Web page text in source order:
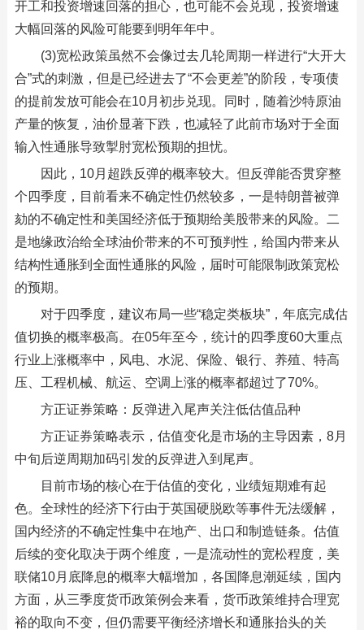
开工和投资增速回落的担心，也可能不会兑现，投资增速
大幅回落的风险可能要到明年年中。
(3)宽松政策虽然不会像过去几轮周期一样进行“大开大
合”式的刺激，但是已经进去了“不会更差”的阶段，专项债
的提前发放可能会在10月初步兑现。同时，随着沙特原油
产量的恢复，油价显著下跌，也减轻了此前市场对于全面
输入性通胀导致掣肘宽松预期的担忧。
因此，10月超跌反弹的概率较大。但反弹能否贯穿整
个四季度，目前看来不确定性仍然较多，一是特朗普被弹
劾的不确定性和美国经济低于预期给美股带来的风险。二
是地缘政治给全球油价带来的不可预判性，给国内带来从
结构性通胀到全面性通胀的风险，届时可能限制政策宽松
的预期。
对于四季度，建议布局一些“稳定类板块”，年底完成估
值切换的概率极高。在05年至今，统计的四季度60大重点
行业上涨概率中，风电、水泥、保险、银行、养殖、特高
压、工程机械、航运、空调上涨的概率都超过了70%。
方正证券策略：反弹进入尾声关注低估值品种
方正证券策略表示，估值变化是市场的主导因素，8月
中旬后逆周期加码引发的反弹进入到尾声。
目前市场的核心在于估值的变化，业绩短期难有起
色。全球性的经济下行由于英国硬脱欧等事件无法缓解，
国内经济的不确定性集中在地产、出口和制造链条。估值
后续的变化取决于两个维度，一是流动性的宽松程度，美
联储10月底降息的概率大幅增加，各国降息潮延续，国内
方面，从三季度货币政策例会来看，货币政策维持合理宽
裕的取向不变，但仍需要平衡经济增长和通胀抬头的关